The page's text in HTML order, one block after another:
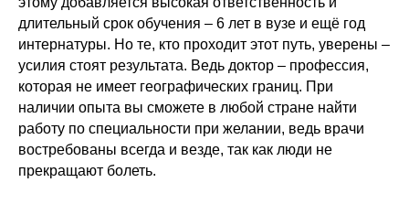
длительный срок обучения – 6 лет в вузе и ещё год
интернатуры. Но те, кто проходит этот путь, уверены –
усилия стоят результата. Ведь доктор – профессия,
которая не имеет географических границ. При
наличии опыта вы сможете в любой стране найти
работу по специальности при желании, ведь врачи
востребованы всегда и везде, так как люди не
прекращают болеть.